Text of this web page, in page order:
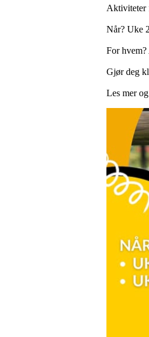
Aktiviteter
Når? Uke
For
Gjør deg
Les mer